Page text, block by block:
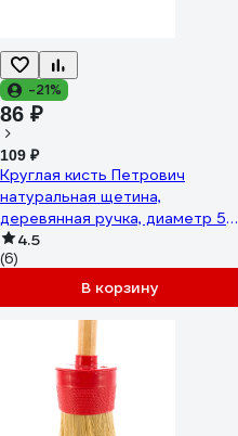
-21%
86 ₽
109 ₽
Круглая кисть Петрович
натуральная щетина,
деревянная ручка, диаметр 50
мм 4100000178
4.5
(6)
В корзину